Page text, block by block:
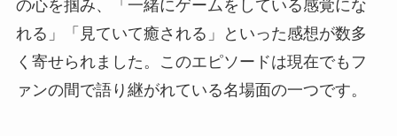
の心を掴み、「一緒にゲームをしている感覚にな
れる」「見ていて癒される」といった感想が数多
く寄せられました。このエピソードは現在でもフ
ァンの間で語り継がれている名場面の一つです。